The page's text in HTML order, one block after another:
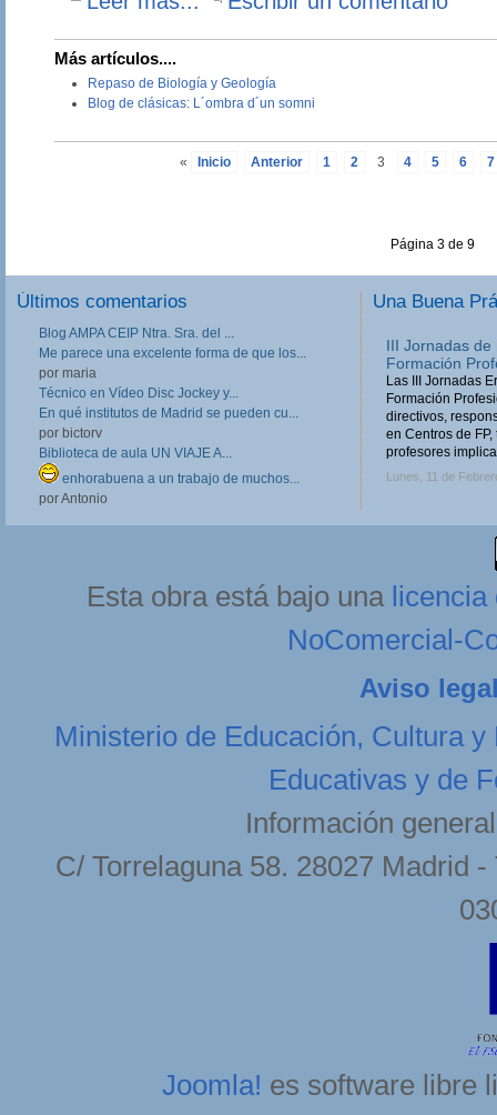
Más artículos....
Repaso de Biología y Geología
Blog de clásicas: L´ombra d´un somni
« Inicio Anterior 1 2 3 4 5 6 7
Página 3 de 9
Últimos comentarios
Blog AMPA CEIP Ntra. Sra. del ...
Me parece una excelente forma de que los...
por maria
Técnico en Vídeo Disc Jockey y...
En qué institutos de Madrid se pueden cu...
por bictorv
Biblioteca de aula UN VIAJE A...
enhorabuena a un trabajo de muchos...
por Antonio
Una Buena
III Jornadas
Formación
Las III Jornadas
Formación
directivos,
en Centros de
profesores
Lunes, 11 de
Esta obra está bajo una licencia
NoComercial-
Aviso
Ministerio de Educación, Cultura y
Educativas y de
Información
C/ Torrelaguna 58. 28027 Madrid
Joomla! es software libre